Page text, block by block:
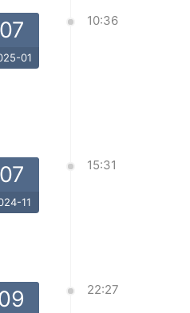
07
01
10:36
07
11
15:31
22:27